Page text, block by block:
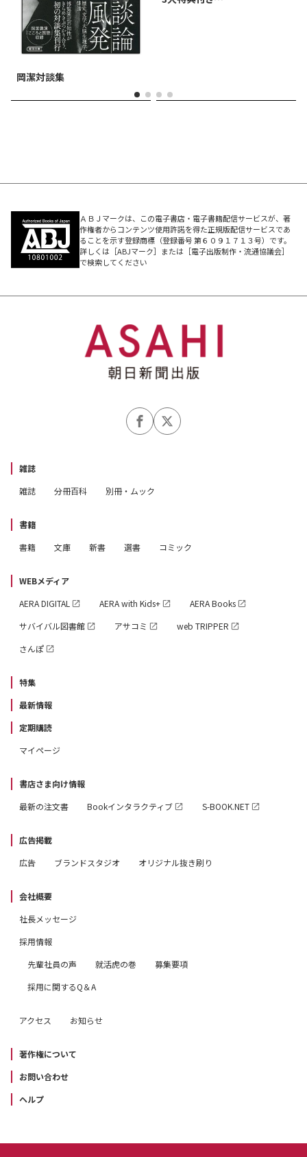
岡潔対談集
ＡＢＪマークは、この電子書店・電子書籍配信サービスが、著
作権者からコンテンツ使用許諾を得た正規版配信サービスであ
ることを示す登録商標（登録番号 第６０９１７１３号）です。
詳しくは［ABJマーク］または［電子出版制作・流通協議会］
で検索してください
雑誌
雑誌
分冊百科 別冊・ムック
書籍
書籍
文庫 新書 選書 コミック
WEBメディア
AERA DIGITAL
AERA with Kids+
AERA Books
サバイバル図書館
アサコミ
web TRIPPER
さんぽ
特集
最新情報
定期購読
マイページ
書店さま向け情報
最新の注文書
Bookインタラクティブ S-BOOK.NET
広告掲載
広告
ブランドスタジオ オリジナル抜き刷り
会社概要
社長メッセージ
採用情報
先輩社員の声
就活虎の巻
募集要項
採用に関するQ＆A
アクセス お知らせ
著作権について
お問い合わせ
ヘルプ